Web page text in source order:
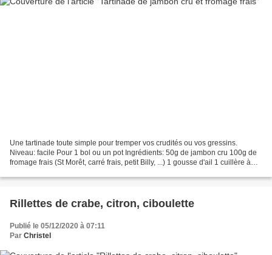
Une tartinade toute simple pour tremper vos crudités ou vos gressins.
Niveau: facile Pour 1 bol ou un pot Ingrédients: 50g de jambon cru 100g de
fromage frais (St Morêt, carré frais, petit Billy, ...) 1 gousse d'ail 1 cuillère à
Rillettes de crabe, citron, ciboulette
Publié le 05/12/2020 à 07:11
Par Christel